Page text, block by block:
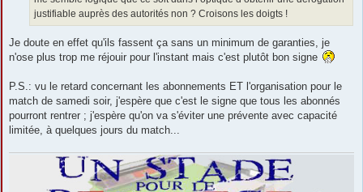
justifiable auprès des autorités non ? Croisons les doigts !
Je doute en effet qu'ils fassent ça sans un minimum de garanties, je
n'ose plus trop me réjouir pour l'instant mais c'est plutôt bon signe
P.S.: vu le retard concernant les abonnements ET l'organisation pour le
match de samedi soir, j'espère que c'est le signe que tous les abonnés
pourront rentrer ; j'espère qu'on va s'éviter une prévente avec capacité
limitée, à quelques jours du match...